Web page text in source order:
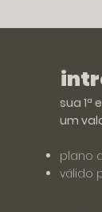
sua 1ª
um
plano
válido